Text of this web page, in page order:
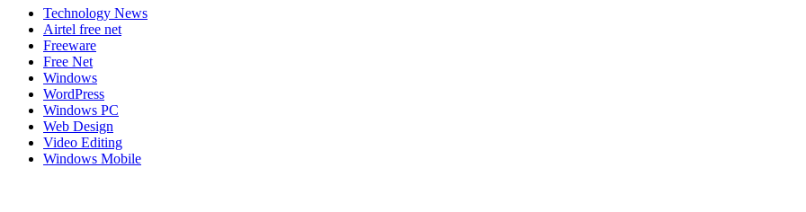
Technology News
Airtel free net
Freeware
Free Net
Windows
WordPress
Windows PC
Web Design
Video Editing
Windows Mobile